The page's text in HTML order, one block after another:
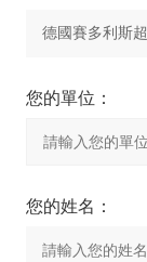
您的單位：
您的姓名：